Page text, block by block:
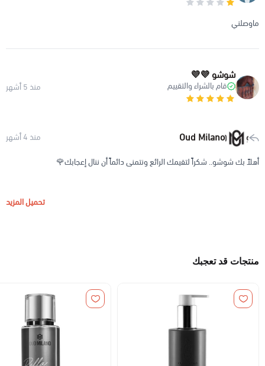
ماوصلني
شوشو 💜💜
قام بالشراء والتقييم منذ 5 أشهر
Oud Milano
منذ 4 أشهر
أهلاً بك شوشو.. شكراً لتقيمك الرائع ونتمنى دائماً أن ننال إعجابك🌹
تحميل المزيد
منتجات قد تعجبك